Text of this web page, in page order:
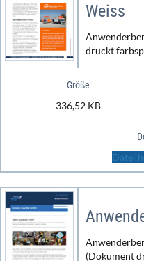
Weiss
druckt
Größe
336,52 KB
Datei
(Dokument